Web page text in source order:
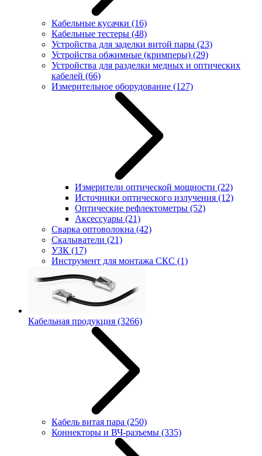
Кабельные кусачки (16)
Кабельные тестеры (48)
Устройства для заделки витой пары (23)
Устройства обжимные (кримперы) (29)
Устройства для разделки медных и оптических
кабелей (66)
Измерительное оборудование (127)
Измерители оптической мощности (22)
Источники оптического излучения (12)
Оптические рефлектометры (52)
Аксессуары (21)
Сварка оптоволокна (42)
Скалыватели (21)
УЗК (17)
Инструмент для монтажа СКС (1)
Кабельная продукция (3266)
Кабель витая пара (250)
Коннекторы и ВЧ-разъемы (335)